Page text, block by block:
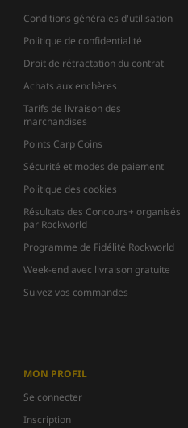
Conditions générales d'utilisation
Politique de confidentialité
Droit de rétractation du contrat
Achats aux enchères
Tarifs de livraison des
marchandises
Points Carp Coins
Sécurité et modes de paiement
Politique des cookies
Résultats des Concours+ organisés
par Rockworld
Programme de Fidélité Rockworld
Week-end avec livraison gratuite
Suivez vos commandes
MON PROFIL
Se connecter
Inscription